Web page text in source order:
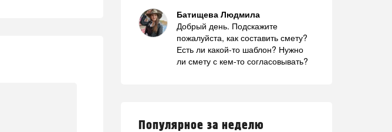
Батищева Людмила
Добрый день. Подскажите
пожалуйста, как составить смету?
Есть ли какой-то шаблон? Нужно
ли смету с кем-то согласовывать?
Популярное за неделю